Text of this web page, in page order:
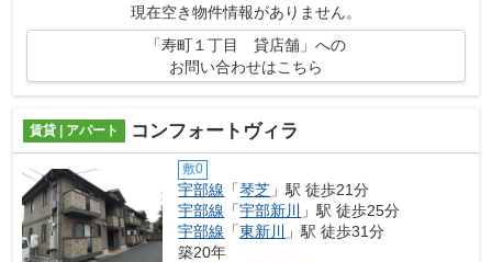
現在空き物件情報がありません。
「寿町１丁目 貸店舗」への
お問い合わせはこちら
賃貸 | アパート コンフォートヴィラ
敷0
宇部線 「琴芝 」駅 徒歩21分
宇部線 「宇部新川
」駅 徒歩25分
宇部線 「東新川
」駅 徒歩31分
築20年